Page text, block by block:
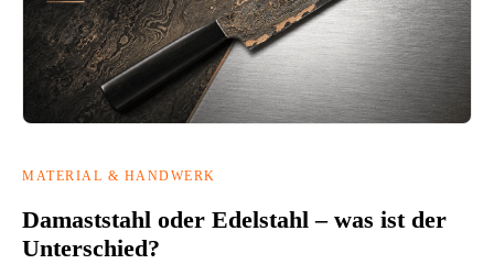
MATERIAL & HANDWERK
Damaststahl oder Edelstahl – was ist der
Unterschied?